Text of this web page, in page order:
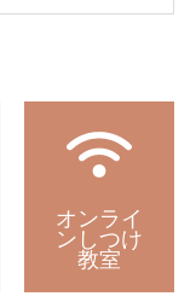
オンライ
ンしつけ
教室